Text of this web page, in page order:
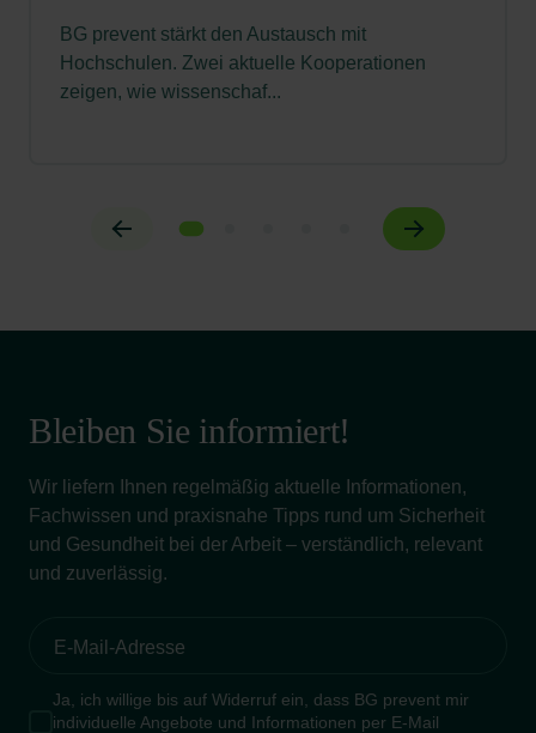
BG prevent stärkt den Austausch mit
Hochschulen. Zwei aktuelle Kooperationen
zeigen, wie wissenschaf...
Bleiben Sie informiert!
Wir liefern Ihnen regelmäßig aktuelle Informationen,
Fachwissen und praxisnahe Tipps rund um Sicherheit
und Gesundheit bei der Arbeit – verständlich, relevant
und zuverlässig.
Ja, ich willige bis auf Widerruf ein, dass BG prevent mir
individuelle Angebote und Informationen per E-Mail